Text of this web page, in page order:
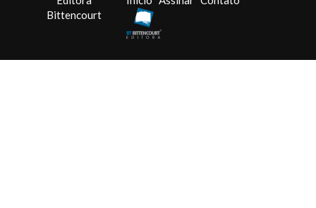
Bittencourt